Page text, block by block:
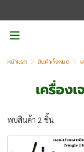
หน้าแรก สินค้าทั้งหมด
เครื่อง
พบสินค้า 2 ชิ้น